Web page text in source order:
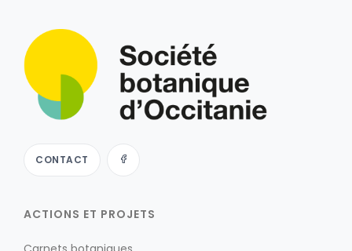
CONTACT
ACTIONS ET PROJETS